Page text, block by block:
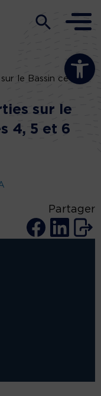
Ouvrir la
le Bassin ce
sur le
4, 5 et 6
Partager